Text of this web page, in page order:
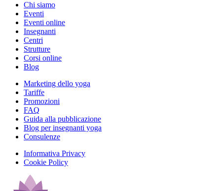
Chi siamo
Eventi
Eventi online
Insegnanti
Centri
Strutture
Corsi online
Blog
Marketing dello yoga
Tariffe
Promozioni
FAQ
Guida alla pubblicazione
Blog per insegnanti yoga
Consulenze
Informativa Privacy
Cookie Policy